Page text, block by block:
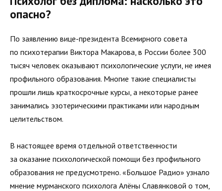
опасно?
По заявлению вице-президента Всемирного совета
по психотерапии Виктора Макарова, в России более 300
тысяч человек оказывают психологические услуги, не имея
профильного образования. Многие такие специалисты
прошли лишь краткосрочные курсы, а некоторые ранее
занимались эзотерическими практиками или народным
целительством.
В настоящее время отдельной ответственности
за оказание психологической помощи без профильного
образования не предусмотрено. «Большое Радио» узнало
мнение мурманского психолога Алёны Славянковой о том,